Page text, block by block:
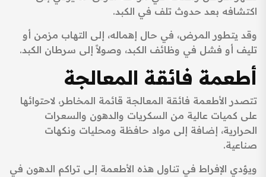
اكتشافه بعد حدوث تلف في الكبد.
وقد يتطور المرض، في حال إهماله، إلى التهاب مزمن أو
تليف أو فشل في وظائف الكبد، وصولاً إلى سرطان الكبد.
أطعمة فائقة المعالجة
تتصدر الأطعمة فائقة المعالجة قائمة المخاطر، لاحتوائها
على كميات عالية من السكريات والدهون والسعرات
الحرارية، إضافة إلى مواد حافظة ومحليات ونكهات
صناعية.
ويؤدي الإفراط في تناول هذه الأطعمة إلى تراكم الدهون في